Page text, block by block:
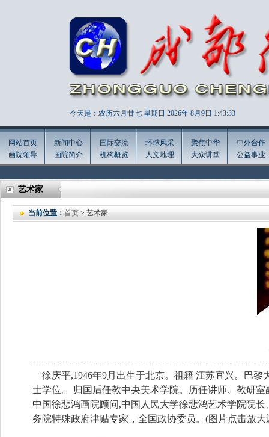
今天是：农历六月廿七 星期日 2026年 8月9日 1:43:35
网站首页
画院领导
新闻中心
画院简介
国际交流
机构概览
环球风采
人文地理
聚焦中华
大众讲堂
中外合作
公益事业
艺术家
当前位置： 首页 > 艺术家
徐庆平,1946年9月出生于北京。祖籍 江苏宜兴。巴
士学位。 归国后任教中央美术学院。历任讲师、教研
中国徐悲鸿画院顾问,中国人民大学徐悲鸿艺术学院院
务院特殊政府津贴专家，全国政协委员。(图片点击放大